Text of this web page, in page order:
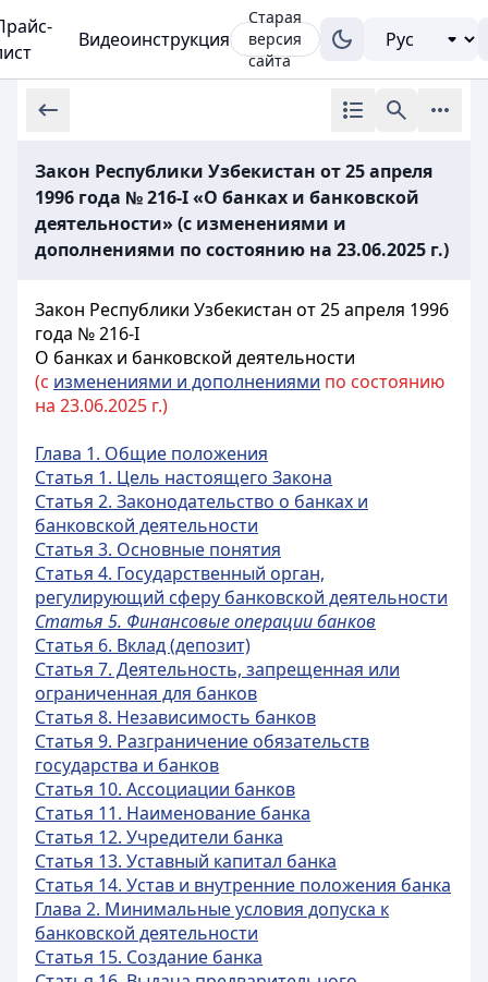
Видеоинструкция
Старая
версия
сайта
Закон Республики Узбекистан от 25 апреля
1996 года № 216-I «О банках и банковской
деятельности» (с изменениями и
дополнениями по состоянию на 23.06.2025 г.)
Закон Республики Узбекистан от 25 апреля 1996
года № 216-I
О банках и банковской деятельности
(с изменениями и дополнениями по состоянию
на 23.06.2025 г.)
Глава 1. Общие положения
Статья 1. Цель настоящего Закона
Статья 2. Законодательство о банках и
банковской деятельности
Статья 3. Основные понятия
Статья 4. Государственный орган,
регулирующий сферу банковской деятельности
Статья 5. Финансовые операции банков
Статья 6. Вклад (депозит)
Статья 7. Деятельность, запрещенная или
ограниченная для банков
Статья 8. Независимость банков
Статья 9. Разграничение обязательств
государства и банков
Статья 10. Ассоциации банков
Статья 11. Наименование банка
Статья 12. Учредители банка
Статья 13. Уставный капитал банка
Статья 14. Устав и внутренние положения банка
Глава 2. Минимальные условия допуска к
банковской деятельности
Статья 15. Создание банка